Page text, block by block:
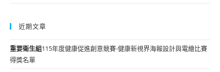
近期文章
重要衛生組115年度健康促進創意競賽-健康新視界海報設計與電繪比賽
得獎名單